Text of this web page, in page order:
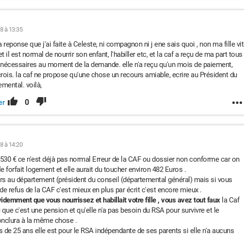
à 13:35
reponse que j'ai faite à Celeste, ni compagnon ni j ene sais quoi , non ma fille vit
il est normal de nourrir son enfant, l'habiller etc, et la caf a reçu de ma part tous
au moment de la demande. elle n'a reçu qu'un mois de paiement,
la caf ne propose qu'une chose un recours amiable, ecrire au Président du
voilà,
0
à 14:20
€ ce n'est déjà pas normal Erreur de la CAF ou dossier non conforme car on
forfait logement et elle aurait du toucher environ 482 Euros .
au département (président du conseil (départemental général) mais si vous
refus de la CAF c'est mieux en plus par écrit c'est encore mieux .
que vous nourrissez et habillait votre fille , vous avez tout faux la Caf
c'est une pension et qu'elle n'a pas besoin du RSA pour survivre et le
à la même chose .
de 25 ans elle est pour le RSA indépendante de ses parents si elle n'a aucuns